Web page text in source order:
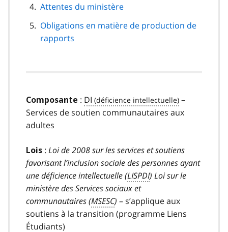
Attentes du ministère
Obligations en matière de production de
rapports
Composante : DI
–
Services de soutien communautaires aux
adultes
Lois : Loi de 2008 sur les services et soutiens
favorisant l’inclusion sociale des personnes ayant
une déficience intellectuelle (LISPDI) Loi sur le
ministère des Services sociaux et
communautaires (MSESC) – s’applique aux
soutiens à la transition (programme Liens
Étudiants)